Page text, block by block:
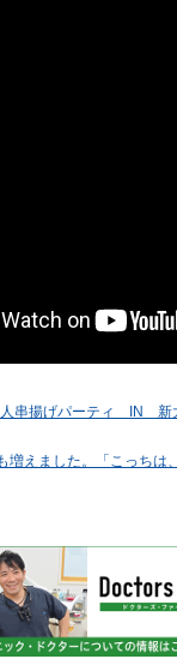
串揚げパーティ IN 新
増えました。「こっちは